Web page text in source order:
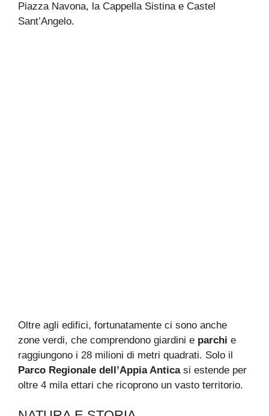
Piazza Navona, la Cappella Sistina e Castel
Sant’Angelo.
Oltre agli edifici, fortunatamente ci sono anche
zone verdi, che comprendono giardini e parchi e
raggiungono i 28 milioni di metri quadrati. Solo il
Parco Regionale dell’Appia Anticasi estende per
oltre 4 mila ettari che ricoprono un vasto territorio.